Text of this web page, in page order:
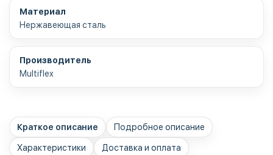
Материал
Нержавеющая сталь
Производитель
Multiflex
Краткое описание Подробное описание
Характеристики Доставка и оплата